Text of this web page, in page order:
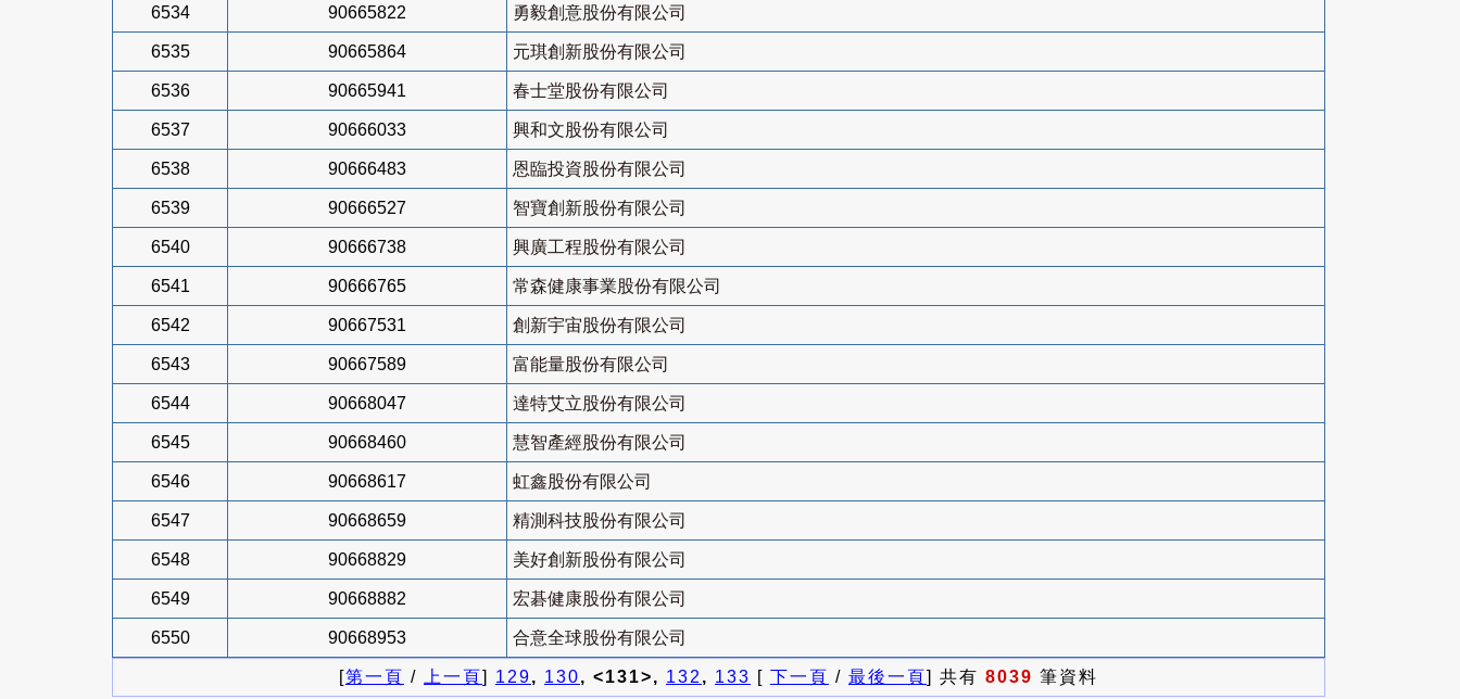
6534 90665822 勇毅創意股份有限公司
6535 90665864 元琪創新股份有限公司
6536 90665941 春士堂股份有限公司
6537 90666033 興和文股份有限公司
6538 90666483 恩臨投資股份有限公司
6539 90666527 智寶創新股份有限公司
6540 90666738 興廣工程股份有限公司
6541 90666765 常森健康事業股份有限公司
6542 90667531 創新宇宙股份有限公司
6543 90667589 富能量股份有限公司
6544 90668047 達特艾立股份有限公司
6545 90668460 慧智產經股份有限公司
6546 90668617 虹鑫股份有限公司
6547 90668659 精測科技股份有限公司
6548 90668829 美好創新股份有限公司
6549 90668882 宏碁健康股份有限公司
6550 90668953 合意全球股份有限公司
[第一頁 / 上一頁] 129, 130, <131>, 132, 133 [ 下一頁 / 最後一頁] 共有 8039 筆資料